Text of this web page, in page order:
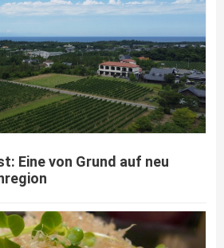
Eine von Grund auf neu